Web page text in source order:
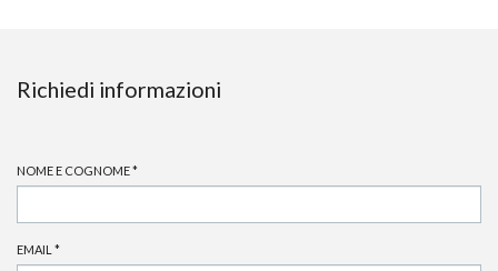
Richiedi informazioni
NOME E COGNOME*
EMAIL *